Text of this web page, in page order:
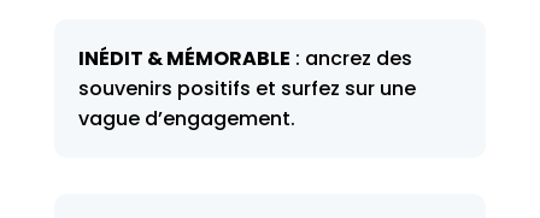
INÉDIT & MÉMORABLE : ancrez des
souvenirs positifs et surfez sur une
vague d’engagement.